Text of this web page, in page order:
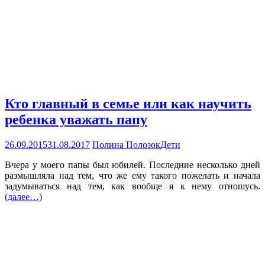
Кто главный в семье или как научить
ребенка уважать папу
26.09.201531.08.2017 Полина ПолозокДети
Вчера у моего папы был юбилей. Последние несколько дней
размышляла над тем, что же ему такого пожелать и начала
задумываться над тем, как вообще я к нему отношусь.
(далее…)